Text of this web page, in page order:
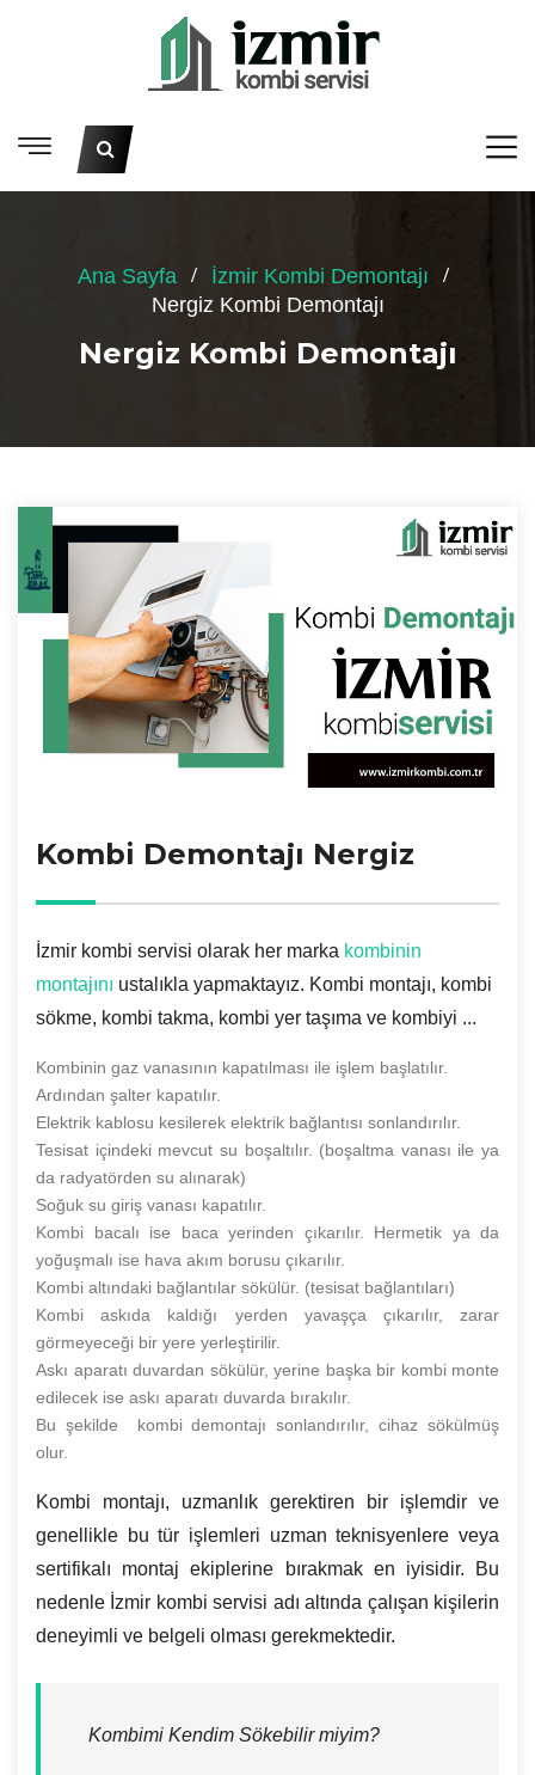
Ana Sayfa
İzmir Kombi Demontajı
Nergiz Kombi Demontajı
Nergiz Kombi Demontajı
Kombi Demontajı Nergiz
İzmir kombi servisi olarak her marka kombinin
montajını ustalıkla yapmaktayız. Kombi montajı, kombi
sökme, kombi takma, kombi yer taşıma ve kombiyi ...
Kombinin gaz vanasının kapatılması ile işlem başlatılır.
Ardından şalter kapatılır.
Elektrik kablosu kesilerek elektrik bağlantısı sonlandırılır.
Tesisat içindeki mevcut su boşaltılır. (boşaltma vanası ile ya
da radyatörden su alınarak)
Soğuk su giriş vanası kapatılır.
Kombi bacalı ise baca yerinden çıkarılır. Hermetik ya da
yoğuşmalı ise hava akım borusu çıkarılır.
Kombi altındaki bağlantılar sökülür. (tesisat bağlantıları)
Kombi askıda kaldığı yerden yavaşça çıkarılır, zarar
görmeyeceği bir yere yerleştirilir.
Askı aparatı duvardan sökülür, yerine başka bir kombi monte
edilecek ise askı aparatı duvarda bırakılır.
Bu şekilde kombi demontajı sonlandırılır, cihaz sökülmüş
olur.
Kombi montajı, uzmanlık gerektiren bir işlemdir ve
genellikle bu tür işlemleri uzman teknisyenlere veya
sertifikalı montaj ekiplerine bırakmak en iyisidir. Bu
nedenle İzmir kombi servisi adı altında çalışan kişilerin
deneyimli ve belgeli olması gerekmektedir.
Kombimi Kendim Sökebilir miyim?